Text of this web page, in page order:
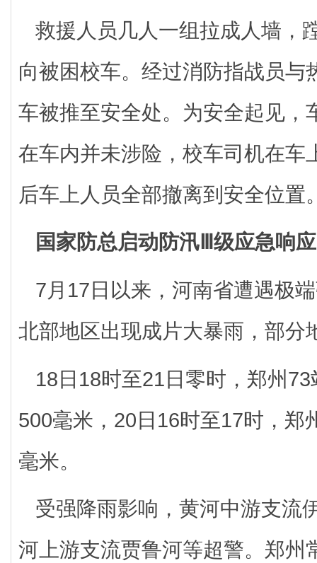
救援人员几人一组拉成人墙，
向被困校车。经过消防指战员与
车被推至安全处。为安全起见，
在车内并未涉险，校车司机在车
后车上人员全部撤离到安全位置
国家防总启动防汛Ⅲ级应急响
7月17日以来，河南省遭遇极
北部地区出现成片大暴雨，部分
18日18时至21日零时，郑州
500毫米，20日16时至17时，郑
毫米。
受强降雨影响，黄河中游支流
河上游支流贾鲁河等超警。郑州